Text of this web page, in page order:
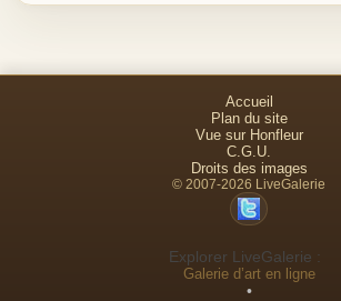
Accueil
Plan du site
Vue sur Honfleur
C.G.U.
Droits des images
© 2007-2026 LiveGalerie
Explorer LiveGalerie :
Galerie d’art en ligne
•